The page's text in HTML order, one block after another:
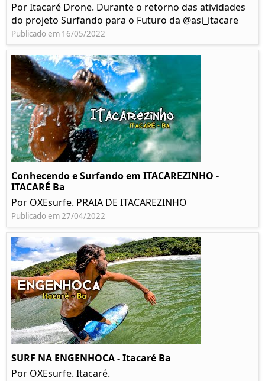
Por Itacaré Drone. Durante o retorno das atividades
do projeto Surfando para o Futuro da @asi_itacare
Publicado em 16/05/2022
Conhecendo e Surfando em ITACAREZINHO -
ITACARÉ Ba
Por OXEsurfe. PRAIA DE ITACAREZINHO
Publicado em 27/04/2022
SURF NA ENGENHOCA - Itacaré Ba
Por OXEsurfe. Itacaré.